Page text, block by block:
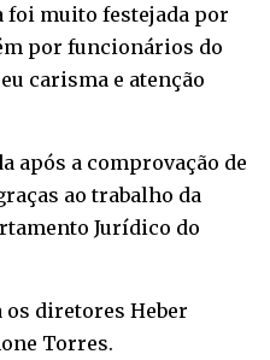
foi muito festejada por
por funcionários do
carisma e atenção
após a comprovação de
ao trabalho da
Jurídico do
os diretores Heber
Torres.